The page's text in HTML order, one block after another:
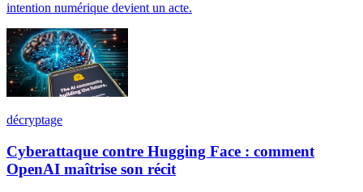
intention numérique devient un acte.
décryptage
Cyberattaque contre Hugging Face : comment
OpenAI maîtrise son récit